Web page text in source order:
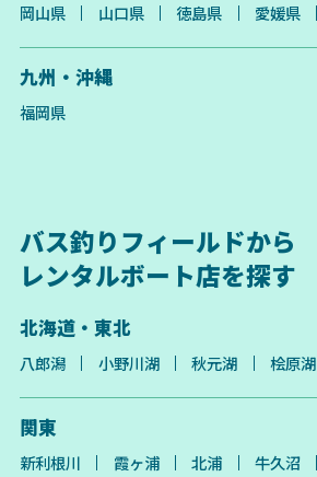
岡山県 山口県 徳島県 愛媛県
九州・沖縄
福岡県
バス釣りフィールドから
レンタルボート店を探す
北海道・東北
八郎潟 小野川湖 秋元湖 桧原湖
関東
新利根川 霞ヶ浦 北浦 牛久沼